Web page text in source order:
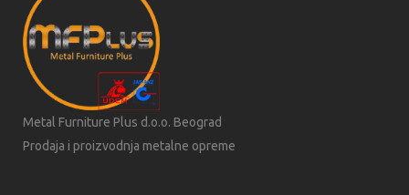
Metal Furniture Plus d.o.o. Beograd
Prodaja i proizvodnja metalne opreme